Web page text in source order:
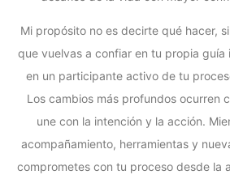
Mi propósito no es decirte qué hacer,
que vuelvas a confiar en tu propia
en un participante activo de tu
Los cambios más profundos ocurren
une con la intención y la acción.
acompañamiento, herramientas y
comprometes con tu proceso desde la